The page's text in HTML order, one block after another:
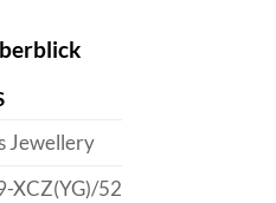
Jewellery
XCZ(YG)/52